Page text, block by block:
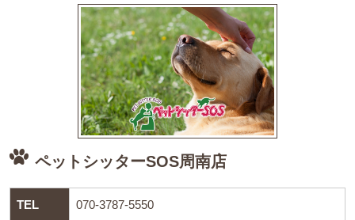
ペットシッターSOS周南店
TEL 070-3787-5550